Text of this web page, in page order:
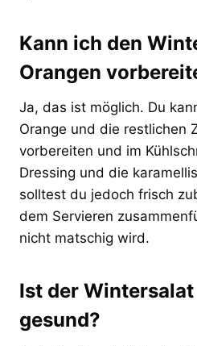
Kann ich den
Orangen
Ja, das ist möglich. Du
Orange und die restlichen
vorbereiten und im
Dressing und die
solltest du jedoch frisch
dem Servieren
nicht matschig wird.
Ist der
gesund?